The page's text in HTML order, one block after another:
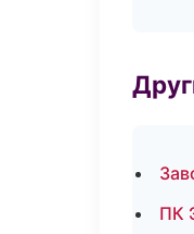
ПК